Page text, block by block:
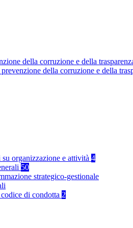
della corruzione e della
della corruzione e della
organizzazione e attività 4
50
strategico-gestionale
di condotta 2